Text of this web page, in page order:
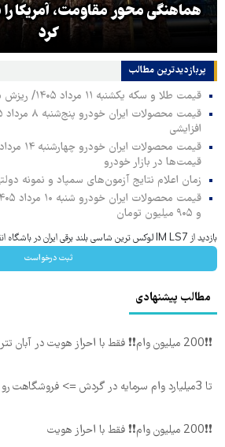
هماهنگی محور مقاومت، آمریکا
کرد
پربازدیدترین‌ مطالب
قیمت طلا و سکه یکشنبه ۱۱ مرداد ۱۴۰۵/ ریزش سنگین سکه امامی
افزایشی
قیمت‌ها در بازار خودرو
زمان اعلام نتایج آزمون‌های سمپاد و نمونه
و ۹۰۵ میلیون تومان
بازدید از IM LS7 لوکس ترین شاسی بلند برقی ایران در باشگاه انقلاب
ثبت درخواست
مطالب پیشنهادی
❗❗200 میلیون وام❗❗ فقط با احراز هویت در آبان تتر
تا 3میلیارد وام سرمایه در گردش => فروشگاهت رو ثبت کن
❗❗200 میلیون وام❗❗ فقط با احراز هویت